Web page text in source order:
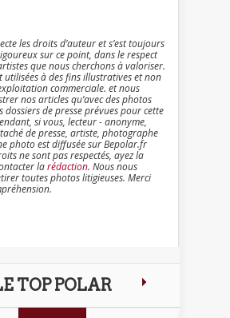
les droits d’auteur et s’est toujours
sur ce point, dans le respect
que nous cherchons à valoriser.
utilisées à des fins illustratives et non
commerciale. et nous
nos articles qu’avec des photos
dossiers de presse prévues pour cette
si vous, lecteur - anonyme,
de presse, artiste, photographe
photo est diffusée sur Bepolar.fr
ne sont pas respectés, ayez la
larédaction. Nous nous
toutes photos litigieuses. Merci
TOP POLAR